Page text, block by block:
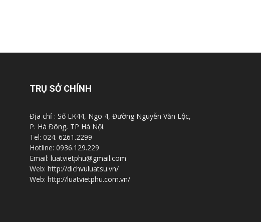
TRỤ SỞ CHÍNH
Địa chỉ : Số LK44, Ngõ 4, Đường Nguyễn Văn Lộc,
P. Hà Đông, TP Hà Nội.
Tel: 024. 6261.2299
Hotline: 0936.129.229
Email: luatvietphu@gmail.com
Web: http://dichvuluatsu.vn/
Web: http://luatvietphu.com.vn/